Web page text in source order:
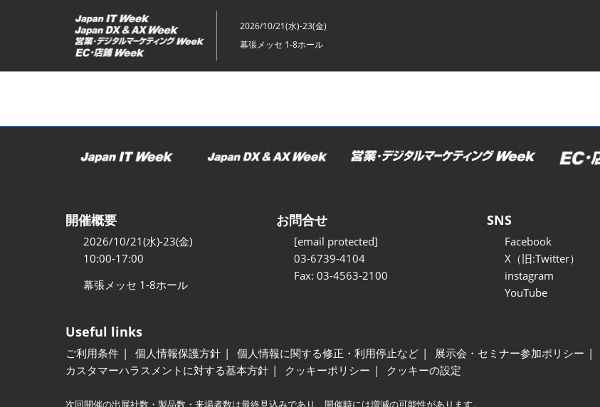
ッ
2026/10/21(水)-23(金)
幕張メッセ 1-8ホール
開催概要
2026/10/21(水)-23(金)
10:00-17:00
幕張メッセ 1-8ホール
お問合せ
[email protected]
03-6739-4104
Fax: 03-4563-2100
SNS
Facebook
X（旧:Twitter）
instagram
YouTube
Useful links
ご利用条件 個人情報保護方針 個人情報に関する修正・利用停止など 展示会・セミナー参加ポリシー
カスタマーハラスメントに対する基本方針
クッキーポリシー クッキーの設定
次回開催の出展社数・製品数・来場者数は最終見込みであり、開催時には増減の可能性があります。